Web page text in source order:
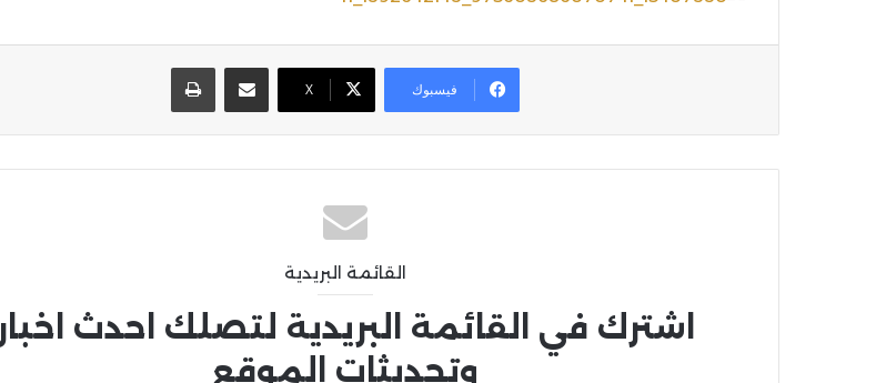
فيسبوك X
مشاركة عبر البريد
القائمة البريدية
اشترك في القائمة البريدية لتصلك احدث اخبار
وتحديثات الموقع